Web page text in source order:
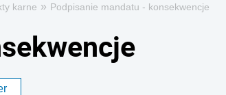
karne » Podpisanie mandatu - konsekwencje